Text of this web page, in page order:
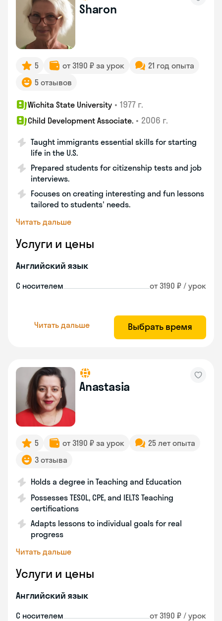
Sharon
5 от 3190 ₽ за урок
21 год опыта
5 отзывов
Wichita State University • 1977 г.
Child Development Associate. • 2006 г.
Taught immigrants essential skills for starting
life in the U.S.
Prepared students for citizenship tests and job
interviews.
Focuses on creating interesting and fun lessons
tailored to students' needs.
Читать дальше
Услуги и цены
Английский язык
С носителем от 3190 ₽ / урок
Читать дальше Выбрать время
Anastasia
5 от 3190 ₽ за урок
25 лет опыта
3 отзыва
Holds a degree in Teaching and Education
Possesses TESOL, CPE, and IELTS Teaching
certifications
Adapts lessons to individual goals for real
progress
Читать дальше
Услуги и цены
Английский язык
С носителем от 3190 ₽ / урок